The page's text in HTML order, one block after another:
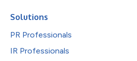
Solutions
PR Professionals
IR Professionals